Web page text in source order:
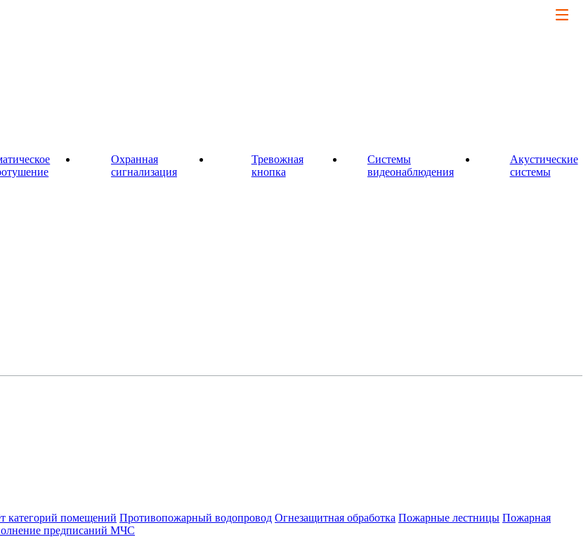
Охранная
сигнализация
Тревожная
кнопка
Системы
видеонаблюдения
Акустические
системы
категорий помещений Противопожарный водопровод Огнезащитная обработка Пожарные лестницы Пожарная
предписаний МЧС